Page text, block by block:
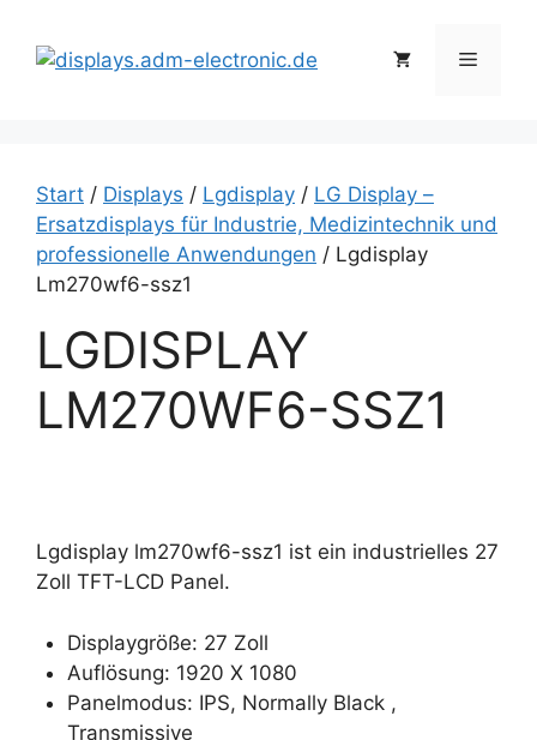
Inhalt
springen
Menü
Start / Displays / Lgdisplay / LG Display –
Ersatzdisplays für Industrie, Medizintechnik und
professionelle Anwendungen / Lgdisplay
Lm270wf6-ssz1
LGDISPLAY
LM270WF6-SSZ1
Lgdisplay lm270wf6-ssz1 ist ein industrielles 27
Zoll TFT-LCD Panel.
Displaygröße: 27 Zoll
Auflösung: 1920 X 1080
Panelmodus: IPS, Normally Black ,
Transmissive